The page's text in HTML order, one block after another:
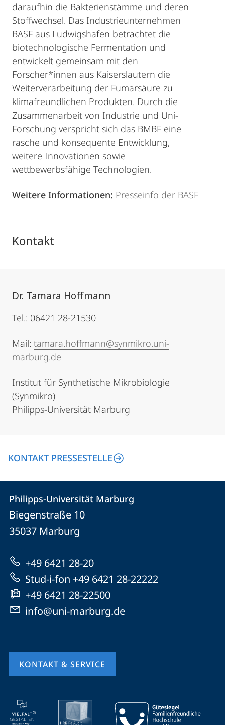
daraufhin die Bakterienstämme und deren
Stoffwechsel. Das Industrieunternehmen
BASF aus Ludwigshafen betrachtet die
biotechnologische Fermentation und
entwickelt gemeinsam mit den
Forscher*innen aus Kaiserslautern die
Weiterverarbeitung der Fumarsäure zu
klimafreundlichen Produkten. Durch die
Zusammenarbeit von Industrie und Uni-
Forschung verspricht sich das BMBF eine
rasche und konsequente Entwicklung,
weitere Innovationen sowie
wettbewerbsfähige Technologien.
Weitere Informationen: Presseinfo der BASF
Kontakt
Dr. Tamara Hoffmann
Tel.: 06421 28-21530
Mail: tamara.hoffmann@synmikro.uni-
marburg.de
Institut für Synthetische Mikrobiologie
(Synmikro)
Philipps-Universität Marburg
KONTAKT PRESSESTELLE
Kontakt
und
Informationen
zur
Website
Kontaktinformationen
Philipps-
Universität
Philipps-Universität Marburg
Biegenstraße 10
35037 Marburg
+49 6421 28-20
Stud-i-fon +49 6421 28-22222
+49 6421 28-22500
info@uni-marburg.de
KONTAKT & SERVICE
Mobile-
Service-